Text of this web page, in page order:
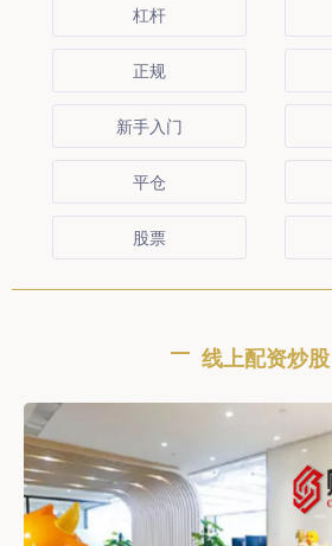
杠杆
正规
新手入门
平仓
股票
线上配资炒股